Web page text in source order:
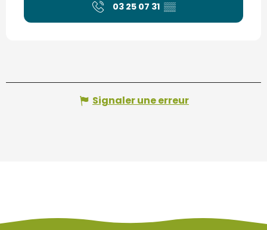
03 25 07 31 ▒▒
Signaler une erreur